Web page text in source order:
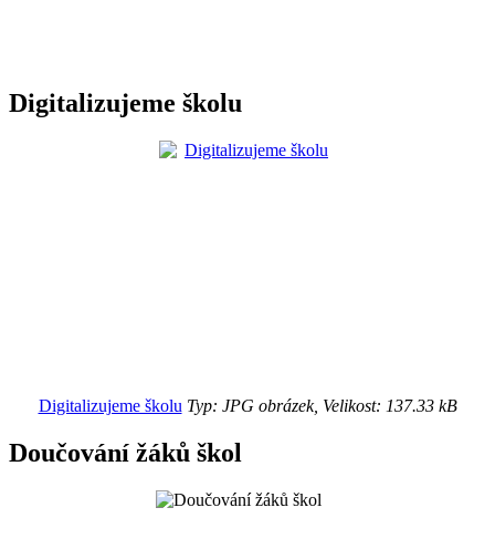
Digitalizujeme školu
Digitalizujeme školu Typ: JPG obrázek, Velikost: 137.33 kB
Doučování žáků škol